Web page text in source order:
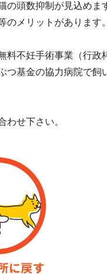
頭数抑制が見込めま
のメリットがあります
不妊手術事業（行政
基金の協力病院で飼
わせ下さい。